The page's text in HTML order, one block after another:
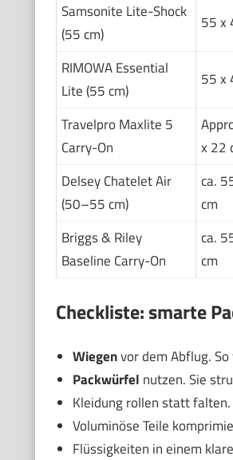
Samsonite Lite-Shock
(55 cm)
55 x
RIMOWA Essential
Lite (55 cm)
55 x
Travelpro Maxlite 5
Carry-On
x 22
Delsey Chatelet Air
(50–55 cm)
ca.
cm
Briggs & Riley
Baseline Carry-On
ca.
cm
Checkliste: smarte
Wiegenvor dem Abflug.
Packwürfel nutzen. Sie
Kleidung rollen statt
Voluminöse Teile
Flüssigkeiten in einem